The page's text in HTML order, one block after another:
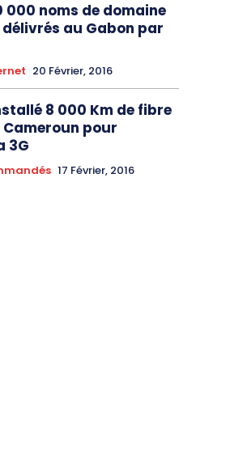
000 noms de domaine
au Gabon par
20 Février, 2016
8 000 Km de fibre
pour
3G
17 Février, 2016